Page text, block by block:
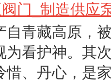
门_制造供应
青藏高原，
为看护神。其
惜、丹心，是